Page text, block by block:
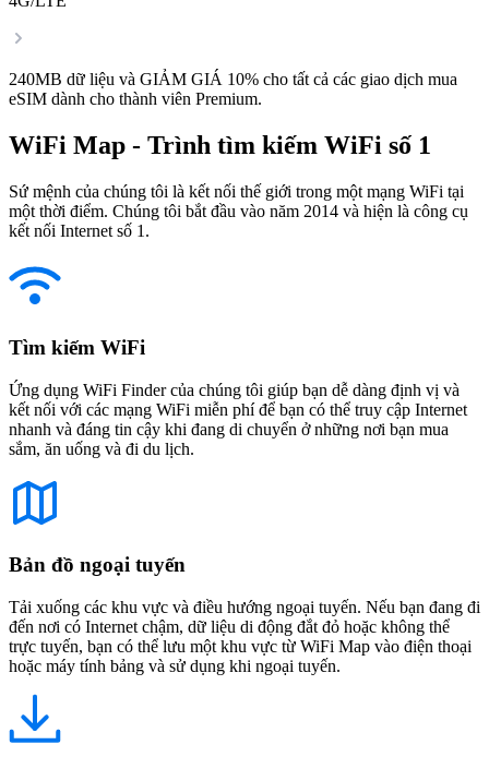
240MB dữ liệu và GIẢM GIÁ 10% cho tất cả các giao dịch mua
eSIM dành cho thành viên Premium.
WiFi Map - Trình tìm kiếm WiFi số 1
Sứ mệnh của chúng tôi là kết nối thế giới trong một mạng WiFi tại
một thời điểm. Chúng tôi bắt đầu vào năm 2014 và hiện là công cụ
kết nối Internet số 1.
Tìm kiếm WiFi
Ứng dụng WiFi Finder của chúng tôi giúp bạn dễ dàng định vị và
kết nối với các mạng WiFi miễn phí để bạn có thể truy cập Internet
nhanh và đáng tin cậy khi đang di chuyển ở những nơi bạn mua
sắm, ăn uống và đi du lịch.
Bản đồ ngoại tuyến
Tải xuống các khu vực và điều hướng ngoại tuyến. Nếu bạn đang đi
đến nơi có Internet chậm, dữ liệu di động đắt đỏ hoặc không thể
trực tuyến, bạn có thể lưu một khu vực từ WiFi Map vào điện thoại
hoặc máy tính bảng và sử dụng khi ngoại tuyến.